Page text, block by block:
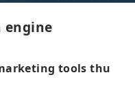
engine
toolsthu